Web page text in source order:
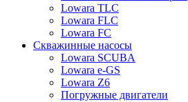
Lowara TLC
Lowara FLC
Lowara FC
Скважинные насосы
Lowara SCUBA
Lowara e-GS
Lowara Z6
Погружные двигатели